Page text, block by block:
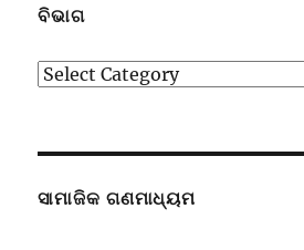
ବିଭାଗ
ବିଭାଗ
ସାମାଜିକ ଗଣମାଧ୍ୟମ